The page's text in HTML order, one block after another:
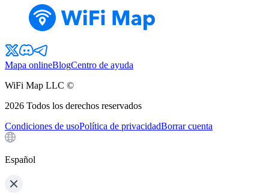
Mapa onlineBlogCentro de ayuda
WiFi Map LLC ©
2026 Todos los derechos reservados
Condiciones de usoPolítica de privacidadBorrar cuenta
Español